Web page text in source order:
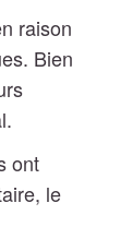
raison
Bien
ont
le